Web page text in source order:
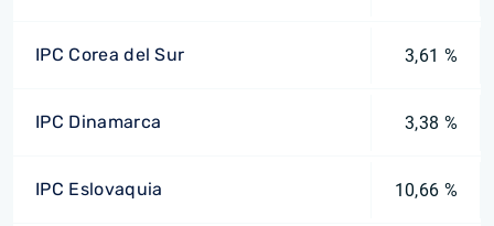
IPC Corea del Sur 3,61 %
IPC Dinamarca 3,38 %
IPC Eslovaquia 10,66 %